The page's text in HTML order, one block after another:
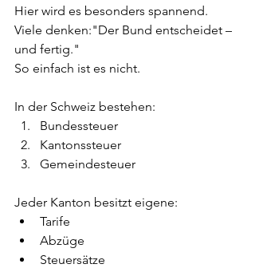
Hier wird es besonders spannend.
Viele denken:"Der Bund entscheidet –
und fertig."
So einfach ist es nicht.
In der Schweiz bestehen:
Bundessteuer
Kantonssteuer
Gemeindesteuer
Jeder Kanton besitzt eigene:
Tarife
Abzüge
Steuersätze